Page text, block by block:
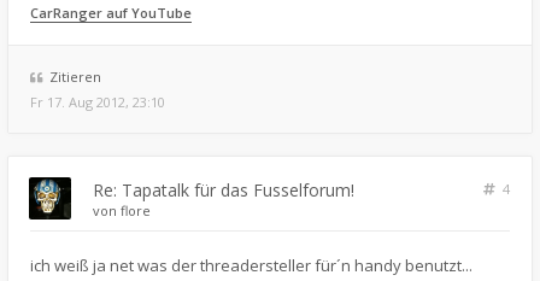
CarRanger auf YouTube
Zitieren
Fr 17. Aug 2012, 23:10
Re: Tapatalk für das Fusselforum!
4
von flore
ich weiß ja net was der threadersteller für´n handy benutzt...